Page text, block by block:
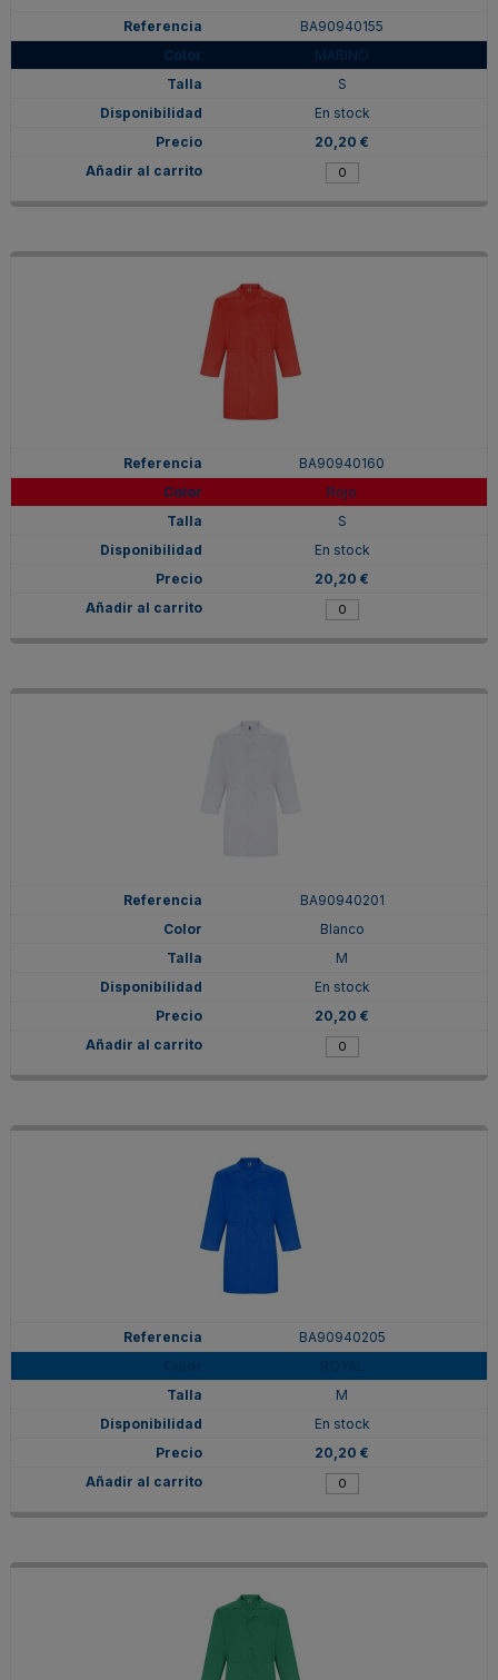
BA90940155
MARINO
S
En stock
20,20 €
BA90940160
Rojo
S
En stock
20,20 €
BA90940201
Blanco
M
En stock
20,20 €
BA90940205
M
En stock
20,20 €